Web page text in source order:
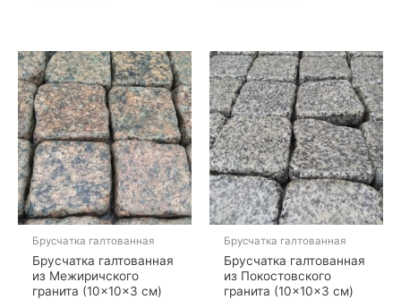
Брусчатка галтованная
Брусчатка галтованная
из Межиричского
гранита (10×10×3 см)
Брусчатка галтованная
Брусчатка галтованная
из Покостовского
гранита (10×10×3 см)